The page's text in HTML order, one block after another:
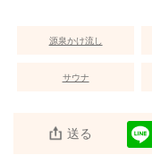
源泉かけ流し
サウナ
送る